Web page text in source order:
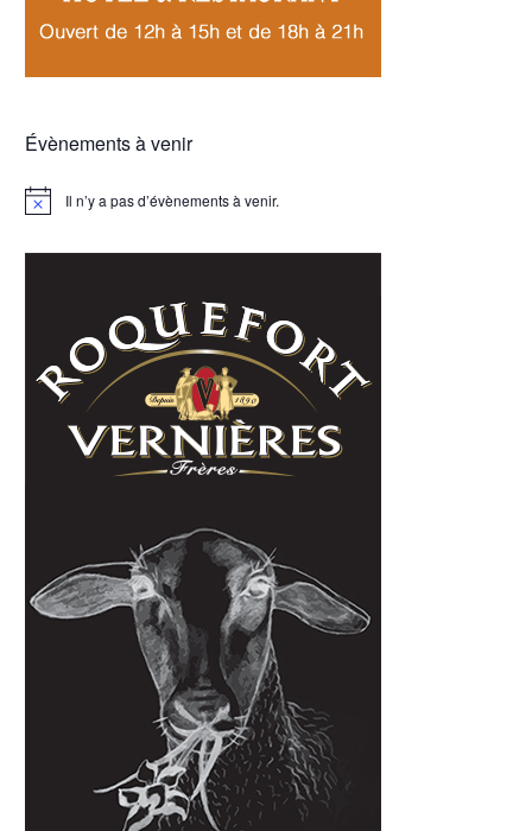
Évènements à venir
Notice Il n’y a pas d’évènements à venir.